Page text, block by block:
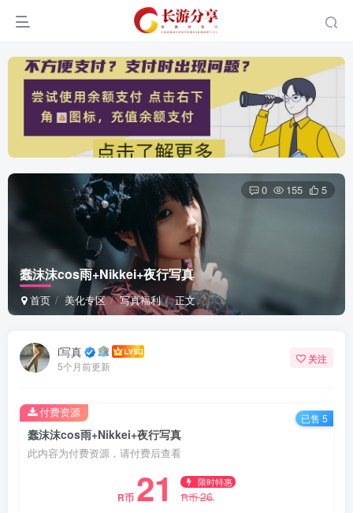
蠢沫沫cos雨+Nikkei+夜行写真
首页 美化专区 写真福利 正文
0 155 5
i写真
5个月前更新
关注
蠢沫沫cos雨+Nikkei+夜行写真
此内容为付费资源，请付费后查看
R币 21 限时特惠
R币26
付费资源 已售 5